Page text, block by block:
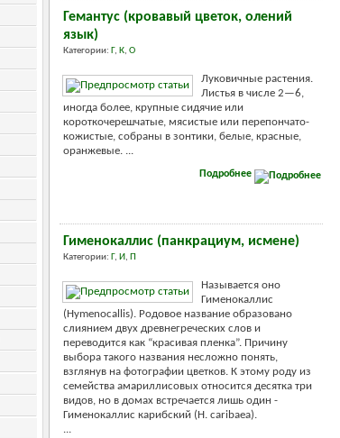
Гемантус (кровавый цветок, олений
язык)
Категории: Г, К, О
Луковичные растения.
Листья в числе 2—6,
иногда более, крупные сидячие или
короткочерешчатые, мясистые или перепончато-
кожистые, собраны в зонтики, белые, красные,
оранжевые. ...
Подробнее
Гименокаллис (панкрациум, исмене)
Категории: Г, И, П
Называется оно
Гименокаллис
(Hymenocallis). Родовое название образовано
слиянием двух древнегреческих слов и
переводится как “красивая пленка”. Причину
выбора такого названия несложно понять,
взглянув на фотографии цветков. К этому роду из
семейства амариллисовых относится десятка три
видов, но в домах встречается лишь один -
Гименокаллис карибский (H. caribaea).